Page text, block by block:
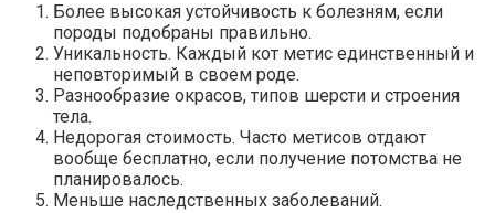
Более высокая устойчивость к болезням, если
породы подобраны правильно.
Уникальность. Каждый кот метис единственный и
неповторимый в своем роде.
Разнообразие окрасов, типов шерсти и строения
тела.
Недорогая стоимость. Часто метисов отдают
вообще бесплатно, если получение потомства не
планировалось.
Меньше наследственных заболеваний.